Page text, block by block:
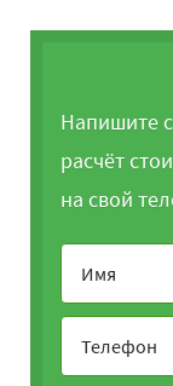
Напишите
расчёт
на свой